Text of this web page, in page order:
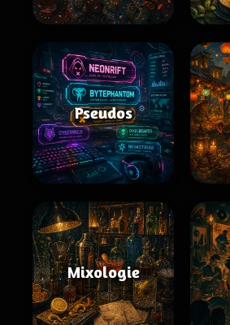
Pseudos
Mixologie